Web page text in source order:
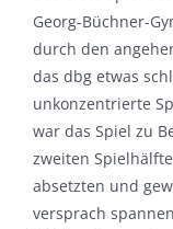
Georg-Büchner-
durch den
das dbg etwas
unkonzentrierte
war das Spiel zu
zweiten
absetzten und
versprach